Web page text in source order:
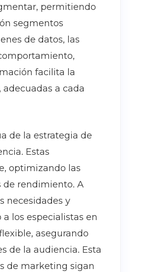
permitiendo
segmentos
de datos, las
facilita la
a cada
de la estrategia de
Estas
optimizando las
de rendimiento. A
necesidades y
los especialistas en
asegurando
de la audiencia. Esta
de marketing sigan